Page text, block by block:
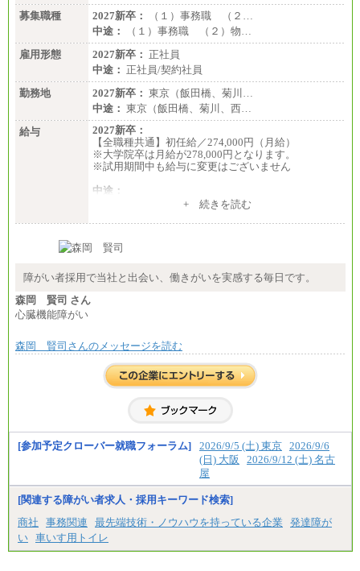
募集職種
2027新卒：
（１）事務職 （２…
中途：
（１）事務職 （２）物…
雇用形態
2027新卒： 正社員
中途： 正社員/契約社員
勤務地
2027新卒： 東京（飯田橋、菊川…
中途： 東京（飯田橋、菊川、西…
給与
2027新卒：
【全職種共通】初任給／274,000円（月給）
※大学院卒は月給が278,000円となります。
※試用期間中も給与に変更はございません
中途：
（１）～（４）274,000円（月給）～
※経験・年齢などを考慮のうえ、当社規程により優
※業務内容・勤務形態に応じて、上記給与の範囲内
※試用期間中も給与に変更はございません
+ 続きを読む
障がい者採用で当社と出会い、働きがいを実感する毎日です。
森岡 賢司 さん
心臓機能障がい
森岡 賢司さんのメッセージを読む
[参加予定クローバー就職フォーラム] 2026/9/5 (土) 東京 2026/9/6
(日) 大阪
2026/9/12 (土) 名古
屋
[関連する障がい者求人・採用キーワード検索]
商社
事務関連 最先端技術・ノウハウを持っている企業
発達障が
い 車いす用トイレ